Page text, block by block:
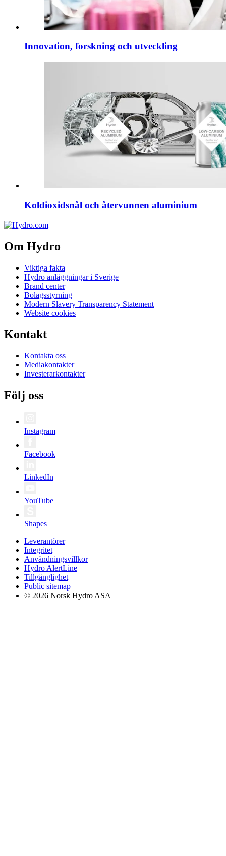
Innovation, forskning och utveckling
Koldioxidsnål och återvunnen aluminium
Om Hydro
Viktiga fakta
Hydro anläggningar i Sverige
Brand center
Bolagsstyrning
Modern Slavery Transparency Statement
Website cookies
Kontakt
Kontakta oss
Mediakontakter
Investerarkontakter
Följ oss
Instagram
Facebook
LinkedIn
YouTube
Shapes
Leverantörer
Integritet
Användningsvillkor
Hydro AlertLine
Tillgänglighet
Public sitemap
© 2026 Norsk Hydro ASA